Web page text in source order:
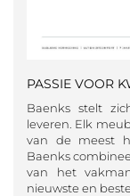
PASSIE VOOR
Baenks stelt
leveren. Elk
van de meest
Baenks
van het
nieuwste en